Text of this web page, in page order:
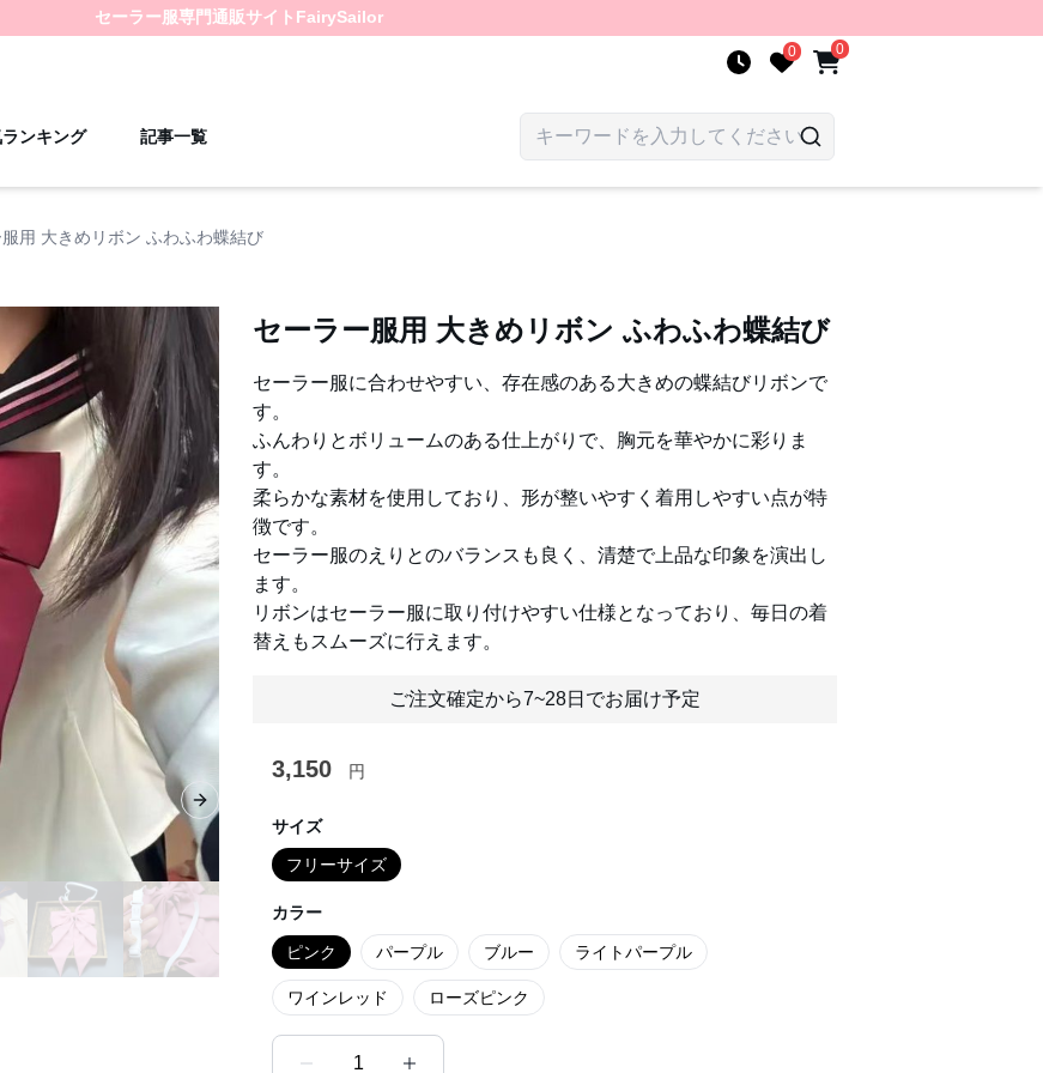
セーラー服専門通販サイト FairySailor
0 0
ランキング 記事一覧
用 大きめリボン ふわふわ蝶結び
Next slide
セーラー服用 大きめリボン ふわふわ蝶結び
セーラー服に合わせやすい、存在感のある大きめの蝶結びリボンで
す。
ふんわりとボリュームのある仕上がりで、胸元を華やかに彩りま
す。
柔らかな素材を使用しており、形が整いやすく着用しやすい点が特
徴です。
セーラー服のえりとのバランスも良く、清楚で上品な印象を演出し
ます。
リボンはセーラー服に取り付けやすい仕様となっており、毎日の着
替えもスムーズに行えます。
ご注文確定から7~28日でお届け予定
3,150 円
サイズ
フリーサイズ
カラー
ピンク パープル ブルー ライトパープル
ワインレッド ローズピンク
1